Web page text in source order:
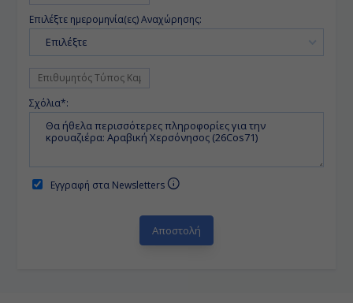
Επιλέξτε ημερομηνία(ες) Αναχώρησης:
Επιλέξτε
Σχόλια*:
Εγγραφή στα Newsletters